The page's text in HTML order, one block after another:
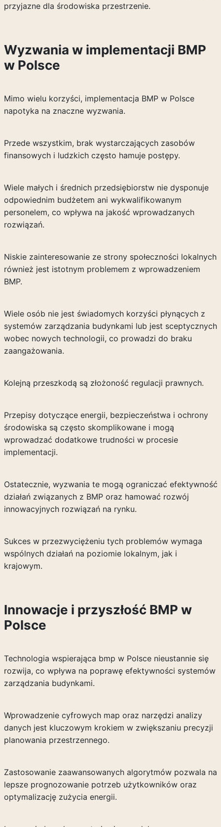
przyjazne dla środowiska przestrzenie.
Wyzwania w implementacji BMP
w Polsce
Mimo wielu korzyści, implementacja BMP w Polsce
napotyka na znaczne wyzwania.
Przede wszystkim, brak wystarczających zasobów
finansowych i ludzkich często hamuje postępy.
Wiele małych i średnich przedsiębiorstw nie dysponuje
odpowiednim budżetem ani wykwalifikowanym
personelem, co wpływa na jakość wprowadzanych
rozwiązań.
Niskie zainteresowanie ze strony społeczności lokalnych
również jest istotnym problemem z wprowadzeniem
BMP.
Wiele osób nie jest świadomych korzyści płynących z
systemów zarządzania budynkami lub jest sceptycznych
wobec nowych technologii, co prowadzi do braku
zaangażowania.
Kolejną przeszkodą są złożoność regulacji prawnych.
Przepisy dotyczące energii, bezpieczeństwa i ochrony
środowiska są często skomplikowane i mogą
wprowadzać dodatkowe trudności w procesie
implementacji.
Ostatecznie, wyzwania te mogą ograniczać efektywność
działań związanych z BMP oraz hamować rozwój
innowacyjnych rozwiązań na rynku.
Sukces w przezwyciężeniu tych problemów wymaga
wspólnych działań na poziomie lokalnym, jak i
krajowym.
Innowacje i przyszłość BMP w
Polsce
Technologia wspierająca bmp w Polsce nieustannie się
rozwija, co wpływa na poprawę efektywności systemów
zarządzania budynkami.
Wprowadzenie cyfrowych map oraz narzędzi analizy
danych jest kluczowym krokiem w zwiększaniu precyzji
planowania przestrzennego.
Zastosowanie zaawansowanych algorytmów pozwala na
lepsze prognozowanie potrzeb użytkowników oraz
optymalizację zużycia energii.